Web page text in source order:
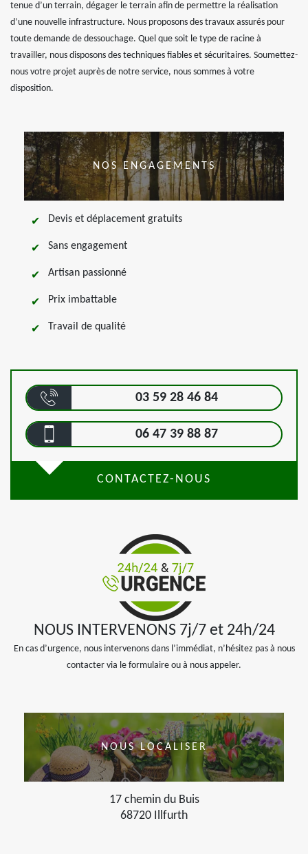
tenue d’un terrain, dégager le terrain afin de permettre la réalisation
d’une nouvelle infrastructure. Nous proposons des travaux assurés pour
toute demande de dessouchage. Quel que soit le type de racine à
travailler, nous disposons des techniques fiables et sécuritaires. Soumettez-
nous votre projet auprès de notre service, nous sommes à votre
disposition.
NOS ENGAGEMENTS
Devis et déplacement gratuits
Sans engagement
Artisan passionné
Prix imbattable
Travail de qualité
03 59 28 46 84
06 47 39 88 87
CONTACTEZ-NOUS
NOUS INTERVENONS 7j/7 et 24h/24
En cas d’urgence, nous intervenons dans l’immédiat, n’hésitez pas à nous
contacter via le formulaire ou à nous appeler.
NOUS LOCALISER
17 chemin du Buis
68720 Illfurth